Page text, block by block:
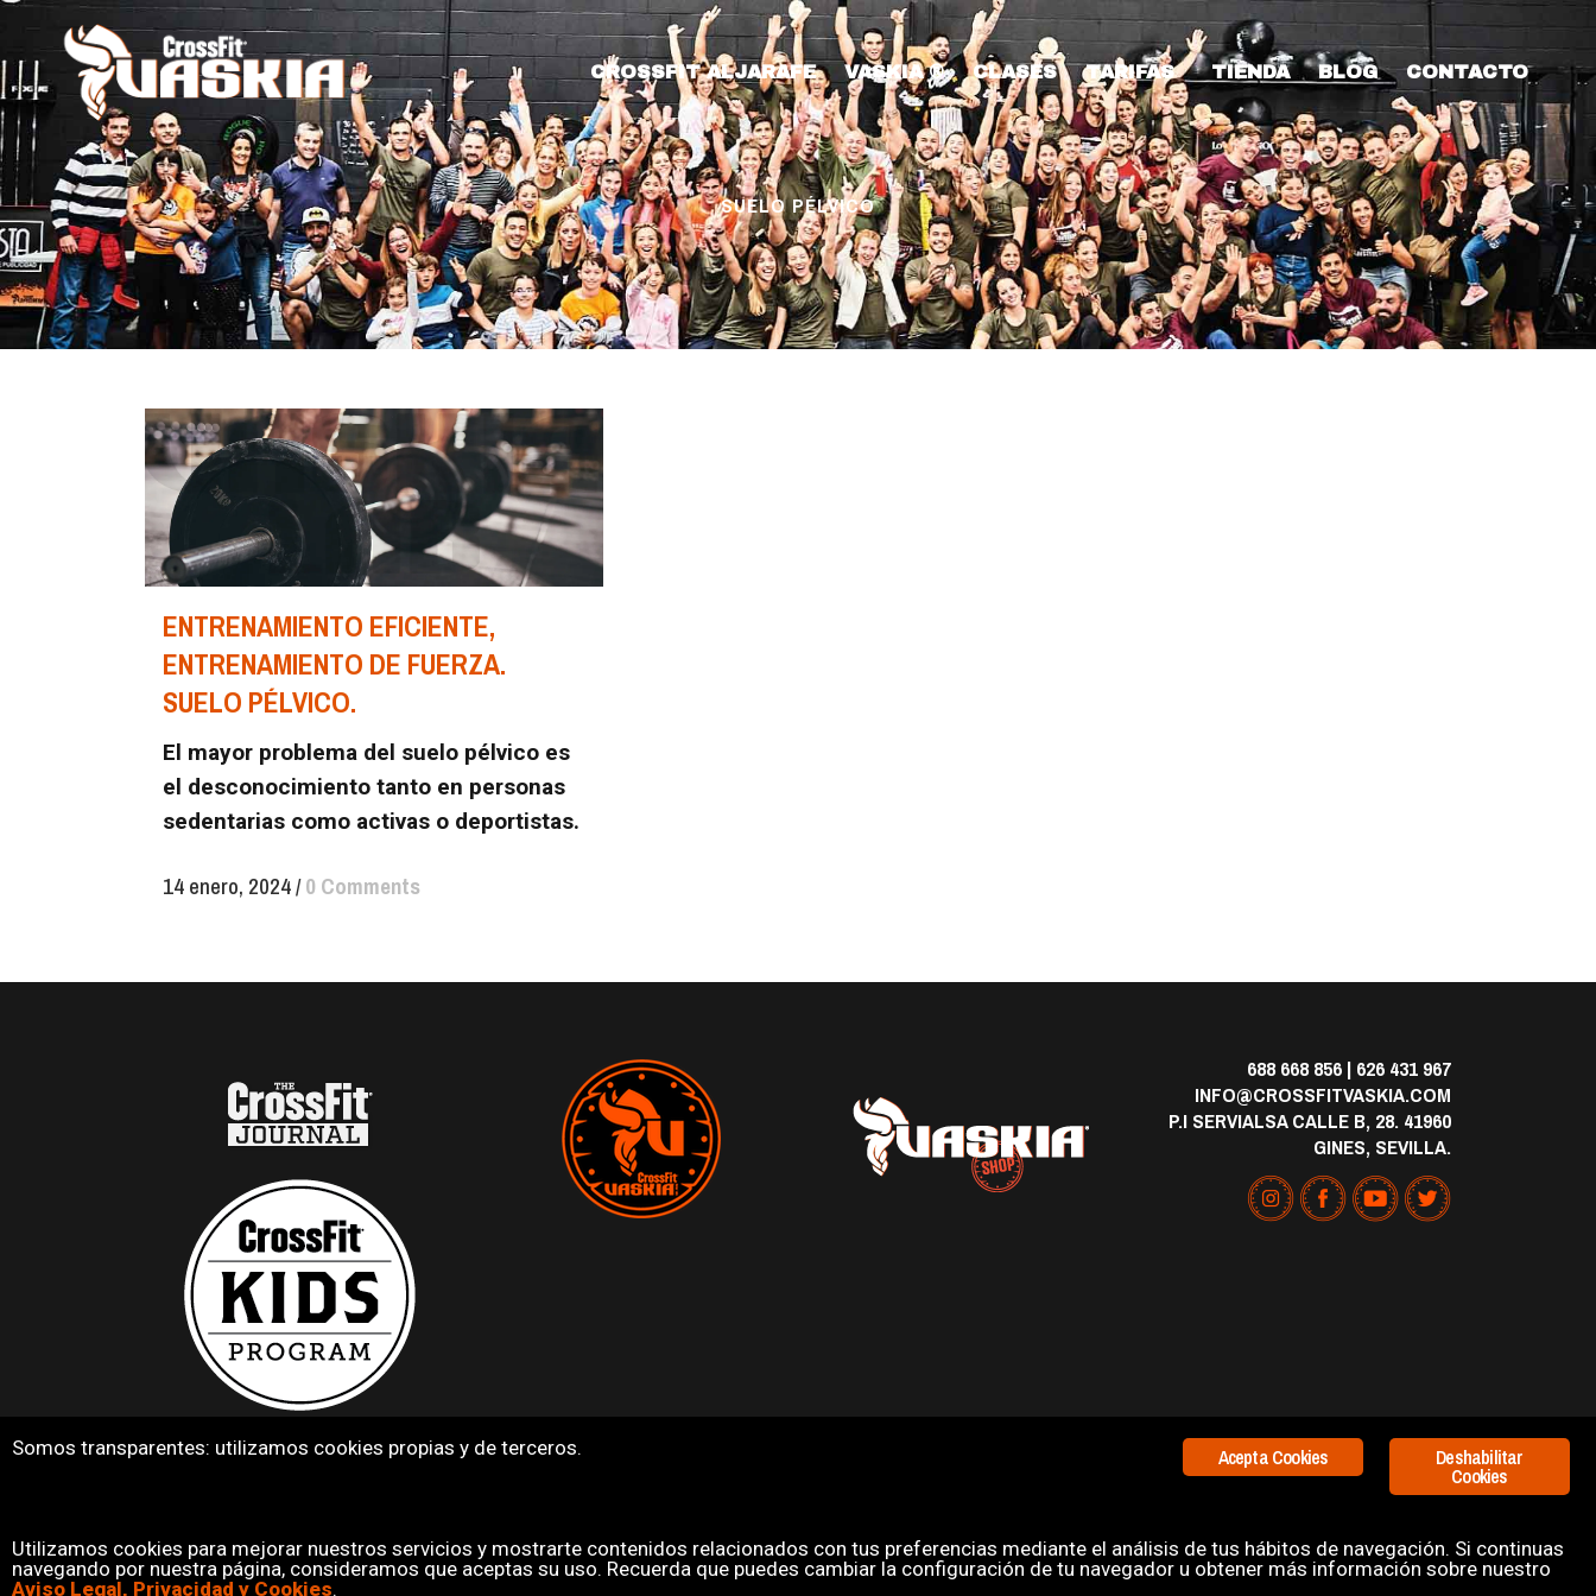
CROSSFIT ALJARAFE VASKIA ® CLASES TARIFAS TIENDA BLOG CONTACTO
SUELO PÉLVICO
ENTRENAMIENTO EFICIENTE,
ENTRENAMIENTO DE FUERZA.
SUELO PÉLVICO.
El mayor problema del suelo pélvico es
el desconocimiento tanto en personas
sedentarias como activas o deportistas.
14 enero, 2024/0 Comments
CROSSFIT VASKIA ES UN BOX
CROSSFIT INC.
688 668 856 | 626 431 967
INFO@CROSSFITVASKIA.COM
P.I SERVIALSA CALLE B, 28. 41960
GINES, SEVILLA.
Deshabilitar
Cookies
Acepta Cookies
Somos transparentes: utilizamos cookies propias y de terceros.
Utilizamos cookies para mejorar nuestros servicios y mostrarte contenidos relacionados con tus preferencias mediante el análisis de tus hábitos de navegación. Si continuas
navegando por nuestra página, consideramos que aceptas su uso. Recuerda que puedes cambiar la configuración de tu navegador u obtener más información sobre nuestro
Aviso Legal, Privacidad y Cookies.